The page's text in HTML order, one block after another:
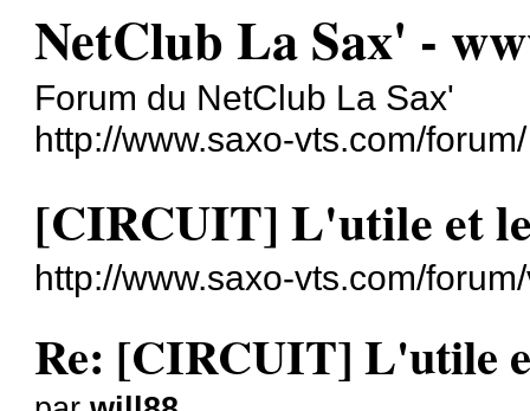
NetClub La Sax' -
Forum du NetClub La Sax'
http://www.saxo-vts.com/forum/
[CIRCUIT] L'utile et le
http://www.saxo-vts.com/
Re: [CIRCUIT] L'utile